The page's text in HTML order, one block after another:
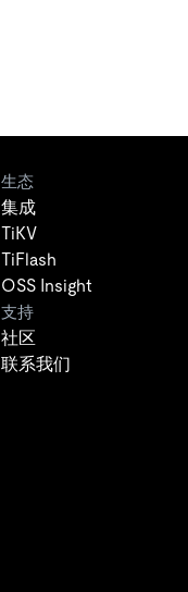
生态
集成
TiKV
TiFlash
OSS Insight
支持
社区
联系我们